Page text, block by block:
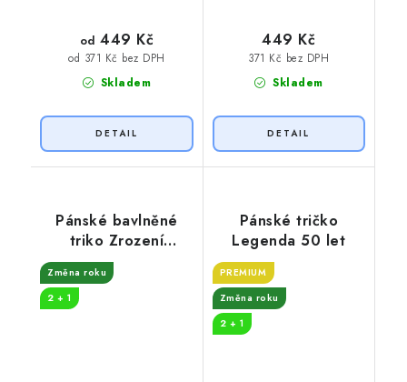
Skladem
od 371 Kč bez DPH
od 449 Kč
Skladem
371 Kč bez DPH
449 Kč
Pánské bavlněné
triko Zrození
legendy
Změna roku
2 + 1
Pánské tričko
Legenda 50 let
PREMIUM
Změna roku
2 + 1